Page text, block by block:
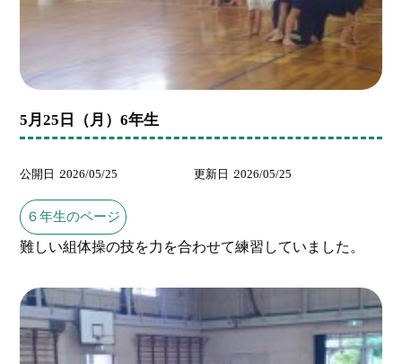
5月25日（月）6年生
公開日 2026/05/25 更新日 2026/05/25
６年生のページ
難しい組体操の技を力を合わせて練習していました。